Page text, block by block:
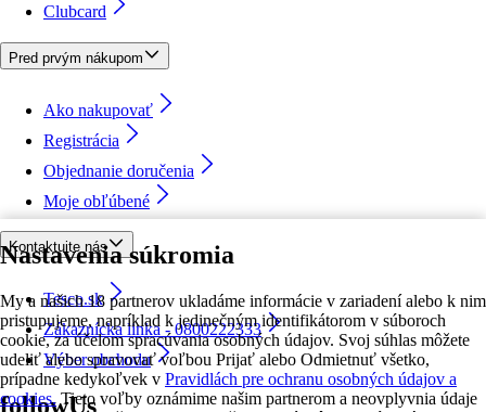
Nastavenia súkromia
My a našich 18 partnerov ukladáme informácie v zariadení alebo k nim
pristupujeme, napríklad k jedinečným identifikátorom v súboroch
cookie, za účelom spracúvania osobných údajov. Svoj súhlas môžete
udeliť alebo spravovať voľbou Prijať alebo Odmietnuť všetko,
prípadne kedykoľvek v Pravidlách pre ochranu osobných údajov a
cookies. Tieto voľby oznámime našim partnerom a neovplyvnia údaje
Clubcard
Pred prvým nákupom
Ako nakupovať
Registrácia
Objednanie doručenia
Moje obľúbené
Kontaktujte nás
Tesco.sk
Zákaznícka linka - 0800222333
Výber obchodu
followUs